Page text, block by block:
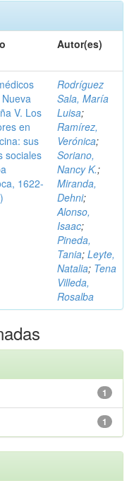
Autor(es)
V. Los
en
sus
sociales
1622-
Rodríguez
Sala, María
Luisa;
Ramírez,
Verónica;
Soriano,
Nancy K.;
Miranda,
Dehni;
Alonso,
Isaac;
Pineda,
Tania; Leyte,
Natalia; Tena
Villeda,
Rosalba
1
1